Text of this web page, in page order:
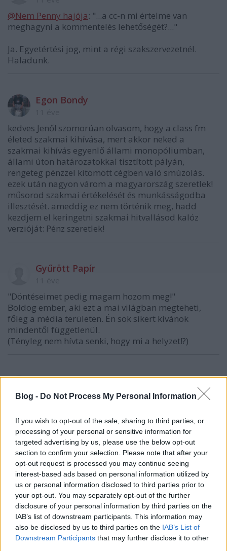
Blog - Do Not Process My Personal Information
If you wish to opt-out of the sale, sharing to third parties, or
processing of your personal or sensitive information for
targeted advertising by us, please use the below opt-out
section to confirm your selection. Please note that after your
opt-out request is processed you may continue seeing
interest-based ads based on personal information utilized by
us or personal information disclosed to third parties prior to
your opt-out. You may separately opt-out of the further
disclosure of your personal information by third parties on the
IAB’s list of downstream participants. This information may
also be disclosed by us to third parties on the IAB’s List of
Downstream Participants that may further disclose it to other
@Nem Penny hajója: "...a cc-n mi értelme van
meghagyni a kommentelés lehetőségét?..."
Ja. Egyetértési jog, mint a régi szakszervezetnél.
Haladunk.
Egon Bondy
kedves Jenő! szomorúan olvasom, hogy a class fm
életed szakmai kihívása, mert akkor neked a
szakmai kihívás egyenlő állami monopóliumban,
állami úton határozatokkal tisztított pályán,
rengeteg pénzzel kitömött cégben való smúzolás.
ezek után nagyon várom a magyarország szeretlek!
műsorod szakmai értékelését és munkásságodba
illesztését. ameddig ez nem történik meg, hadd
kezdjem el keringetni szakmai hitvallásod kalóz
verzióját: Pénz szeretlek!
Gyűrött Papír
"Döntéseimet pedig magam hozom meg!"
Boldog ember, aki ezt a mai világban megteheti,
főleg a média területen. Én sok sikert kívánok
mindentől függetlenül.
(Tényleg nem hívta senki, hogy mi a helyzet!?)
Laci, a leveledről ezek jutottak eszembe:
0. Ha így írsz helyesen, akkor minek van a helyesírás
ellenőrzés eleve beépítve a legtöbb böngészőbe. Ja,
Safariról tolod, vagy tabletről?
1. Kamu. Volt ez a Marslakós köztévés botrány, amit
szintén szakmai csúcsnak aposztrofáltál. Akkor most
hogyan is van ez?
2. Téged ismerve Laci, nem tudom elképzelni azt,
hogy valaki egyáltalán rokonszenvezzen veled
(persze a családodon kívül). Remélem tévedek, de
eddigi munkásságod kuszasága némiképp